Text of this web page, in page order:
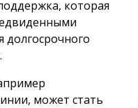
которая
долгосрочного
, может стать